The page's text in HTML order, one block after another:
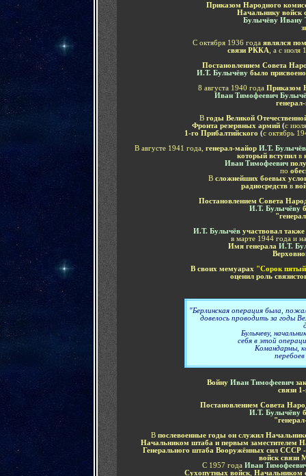
Приказом Народного
Начальнику войск
Булычёву Ивану
С октября 1936 года являлся
связи РККА
а с июля
Постановлением Совета
И.Т. Булычёву было
8 августа 1940 года Приказом
Иван Тимофеевич
В годы Великой
Фронта резервных армий (с
1-го Прибалтийского (с октябрь
В августе 1941 года, генерал-майор И.Т. Булычёв
который вступил в
Иван Тимофеевич
по
В сложнейших боевых
радиосредств в
Постановлением Совета
И.Т. Булычёву
И.Т. Булычёв участвовал также
в марте 1944 года и
Имя генерала И.Т.
В своих мемуарах "Сорок
оценил роль
"Берлинская операция была,
довелось проводить за годы
Булычеву,
себя в этой
Командармы,
Войну Иван Тимофеевич
связи
Постановлением Совета
И.Т. Булычёву
В послевоенные годы он служил
Начальником штаба и первым заместителем
Генерального штаба Вооружённых сил СССР
войск связи
С 1957 года Иван
Сухопутных войск, Начальником